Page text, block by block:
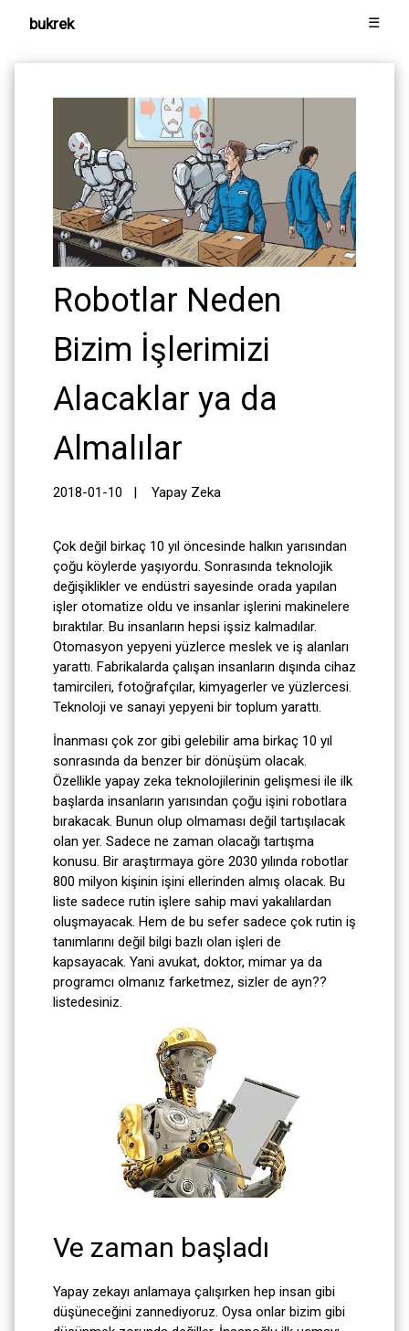
bukrek ☰
Robotlar Neden
Bizim İşlerimizi
Alacaklar ya da
Almalılar
2018-01-10 | Yapay Zeka
Çok değil birkaç 10 yıl öncesinde halkın yarısından
çoğu köylerde yaşıyordu. Sonrasında teknolojik
değişiklikler ve endüstri sayesinde orada yapılan
işler otomatize oldu ve insanlar işlerini makinelere
bıraktılar. Bu insanların hepsi işsiz kalmadılar.
Otomasyon yepyeni yüzlerce meslek ve iş alanları
yarattı. Fabrikalarda çalışan insanların dışında cihaz
tamircileri, fotoğrafçılar, kimyagerler ve yüzlercesi.
Teknoloji ve sanayi yepyeni bir toplum yarattı.
İnanması çok zor gibi gelebilir ama birkaç 10 yıl
sonrasında da benzer bir dönüşüm olacak.
Özellikle yapay zeka teknolojilerinin gelişmesi ile ilk
başlarda insanların yarısından çoğu işini robotlara
bırakacak. Bunun olup olmaması değil tartışılacak
olan yer. Sadece ne zaman olacağı tartışma
konusu. Bir araştırmaya göre 2030 yılında robotlar
800 milyon kişinin işini ellerinden almış olacak. Bu
liste sadece rutin işlere sahip mavi yakalılardan
oluşmayacak. Hem de bu sefer sadece çok rutin iş
tanımlarını değil bilgi bazlı olan işleri de
kapsayacak. Yani avukat, doktor, mimar ya da
programcı olmanız farketmez, sizler de ayn??
listedesiniz.
Ve zaman başladı
Yapay zekayı anlamaya çalışırken hep insan gibi
düşüneceğini zannediyoruz. Oysa onlar bizim gibi